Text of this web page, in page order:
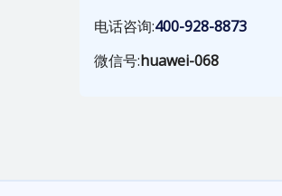
电话咨询:400-928-8873
微信号:huawei-068